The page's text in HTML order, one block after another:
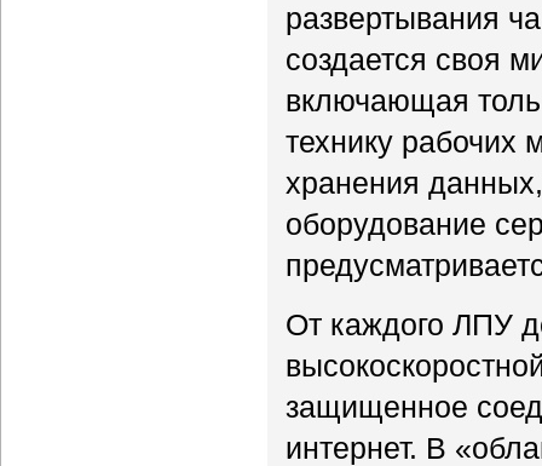
развертывания
создается своя
включающая
технику рабочих
хранения
оборудование
От каждого ЛПУ
защищенное
интернет. В